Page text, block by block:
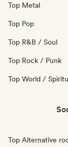
Top Metal
Top Pop
Top R&B / Soul
Top Rock / Punk
Top World /
Top Alternative